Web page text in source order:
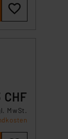
MwSt.